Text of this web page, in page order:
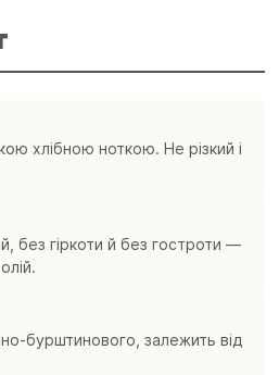
хлібною ноткою. Не різкий і
без гіркоти й без гостроти —
бурштинового, залежить від